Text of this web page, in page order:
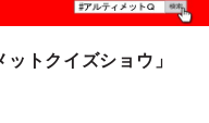
トクイズショウ」